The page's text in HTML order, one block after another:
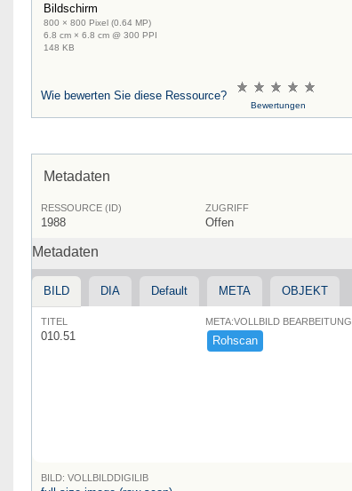
Bildschirm
800 × 800 Pixel (0.64 MP)
6.8 cm × 6.8 cm @ 300 PPI
148 KB
Wie bewerten Sie diese Ressource?
Bewertungen
Metadaten
RESSOURCE (ID)
1988
ZUGRIFF
Offen
Metadaten
BILD DIA Default META OBJEKT
TITEL
010.51
META:VOLLBILD BEARBEITUNG
Rohscan
BILD: VOLLBILDDIGILIB